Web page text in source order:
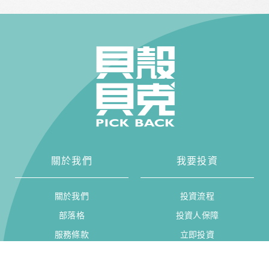
關於我們
關於我們
部落格
服務條款
我要投資
投資流程
投資人保障
立即投資